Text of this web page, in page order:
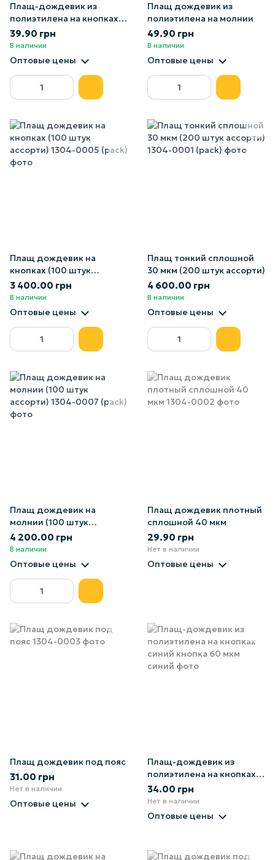
Плащ-дождевик из
полиэтилена на кнопках
ассорти
39.90 грн
В наличии
Оптовые цены
Плащ дождевик из
полиэтилена на молнии
49.90 грн
В наличии
Оптовые цены
Плащ дождевик на
кнопках (100 штук
ассорти)
3 400.00 грн
В наличии
Оптовые цены
Плащ тонкий сплошной
30 мкм (200 штук ассорти)
4 600.00 грн
В наличии
Оптовые цены
Плащ дождевик на
молнии (100 штук
ассорти)
4 200.00 грн
В наличии
Оптовые цены
Плащ дождевик плотный
сплошной 40 мкм
29.90 грн
Нет в наличии
Оптовые цены
Плащ дождевик под пояс
31.00 грн
Нет в наличии
Оптовые цены
Плащ-дождевик из
полиэтилена на кнопках
синий
34.00 грн
Нет в наличии
Оптовые цены